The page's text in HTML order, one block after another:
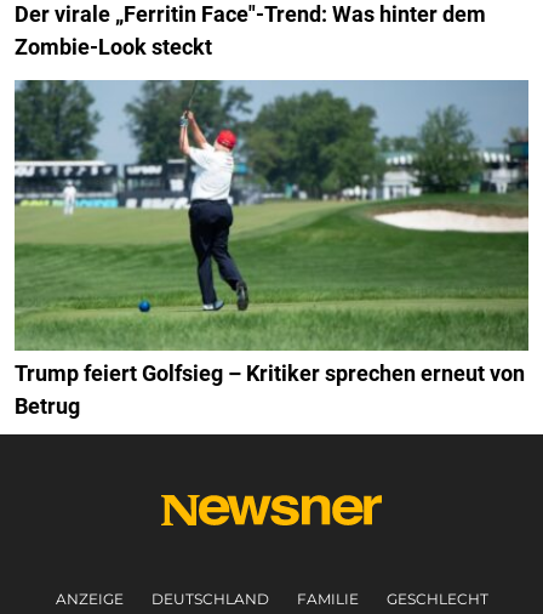
Der virale „Ferritin Face"-Trend: Was hinter dem
Zombie-Look steckt
Trump feiert Golfsieg – Kritiker sprechen erneut von
Betrug
ANZEIGE DEUTSCHLAND FAMILIE GESCHLECHT